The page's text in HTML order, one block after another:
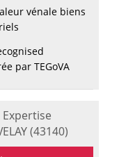
vénale biens
par TEGoVA
Expertise
(43140)